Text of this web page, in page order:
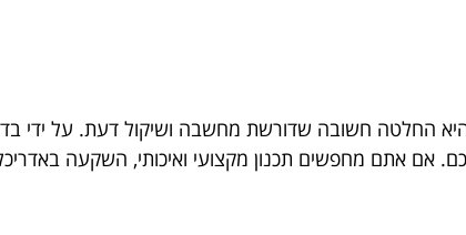
החלטה חשובה שדורשת מחשבה ושיקול דעת. על ידי
אם אתם מחפשים תכנון מקצועי ואיכותי, השקעה